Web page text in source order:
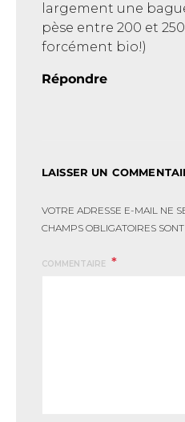
largement une
pèse entre 200 et
forcément bio!)
Répondre
LAISSER UN
VOTRE ADRESSE E-MAIL NE
CHAMPS OBLIGATOIRES
COMMENTAIRE